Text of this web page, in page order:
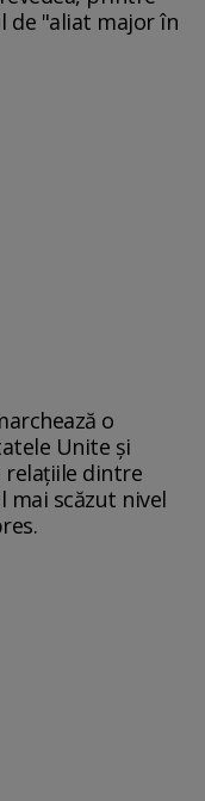
de "aliat major în
o
Unite şi
relaţiile dintre
mai scăzut nivel